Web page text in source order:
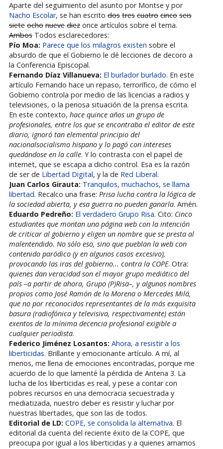
Aparte del seguimiento del asunto por Montse y por
Nacho Escolar, se han escrito dos tres cuatro cinco seis
siete ocho nueve diezonce artículos sobre el tema.
AmbosTodos esclarecedores:
Pío Moa: Parece que los milagros existen sobre el
absurdo de que el Gobierno le dé lecciones de decoro a
la Conferencia Episcopal.
Fernando Díaz Villanueva: El burlador burlado. En este
artículo Fernando hace un repaso, terrorífico, de cómo el
Gobierno controla por medio de las licencias a radios y
televisiones, o la penosa situación de la prensa escrita.
En este contexto, hace quince años un grupo de
profesionales, entre los que se encontraba el editor de este
diario, ignoró tan elemental principio del
nacionalsocialismo hispano y lo pagó con intereses
quedándose en la calle. Y lo contrasta con el papel de
internet, que se escapa a dicho control. Esa es la razón
de ser de Libertad Digital, y la de Red Liberal.
Juan Carlos Girauta: Tranquilos, muchachos, se llama
libertad. Recalco una frase: Prisa lucha contra la lógica de
la sociedad abierta, y esa guerra no pueden ganarla. Amén.
Eduardo Pedreño: El verdadero Grupo Risa. Cito: Cinco
estudiantes que montan una página web con la intención
de criticar al gobierno y eligen un nombre que se presta al
malentendido. No sólo eso, sino que pueblan la web con
contenido paródico (y en algunos casos excesivo),
provocando las iras del gobierno... contra la COPE. Otra:
quienes dan veracidad son el mayor grupo mediático del
país –a partir de ahora, Grupo (P)Risa–, y algunos nombres
propios como José Ramón de la Morena o Mercedes Milá,
que no por reconocidos representantes de la más exquisita
basura (radiofónica y televisiva, respectivamente) están
exentos de la mínima decencia profesional exigible a
cualquier periodista.
Federico Jiménez Losantos: Ahora, a resistir a los
liberticidas. Brillante y emocionante artículo. A mí, al
menos, me llena de emociones encontradas, porque me
acuerdo de lo que lamenté la pérdida de Antena 3. La
lucha de los liberticidas es real, y pese a contar con
pobres recursos en una democracia secuestrada y
mediatizada, nuestro deber es resistir y luchar por
nuestras libertades, que son las de todos.
Editorial de LD: COPE, se consolida la alternativa. El
editorial da cuenta del reciente éxito de la COPE, que
preocupa por igual a los liberticidas y a quienes amamos